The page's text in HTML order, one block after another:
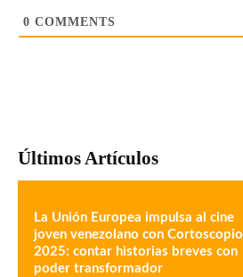
0 COMMENTS
Últimos Artículos
La Unión Europea impulsa al cine
joven venezolano con Cortoscopio
2025: contar historias breves con
poder transformador